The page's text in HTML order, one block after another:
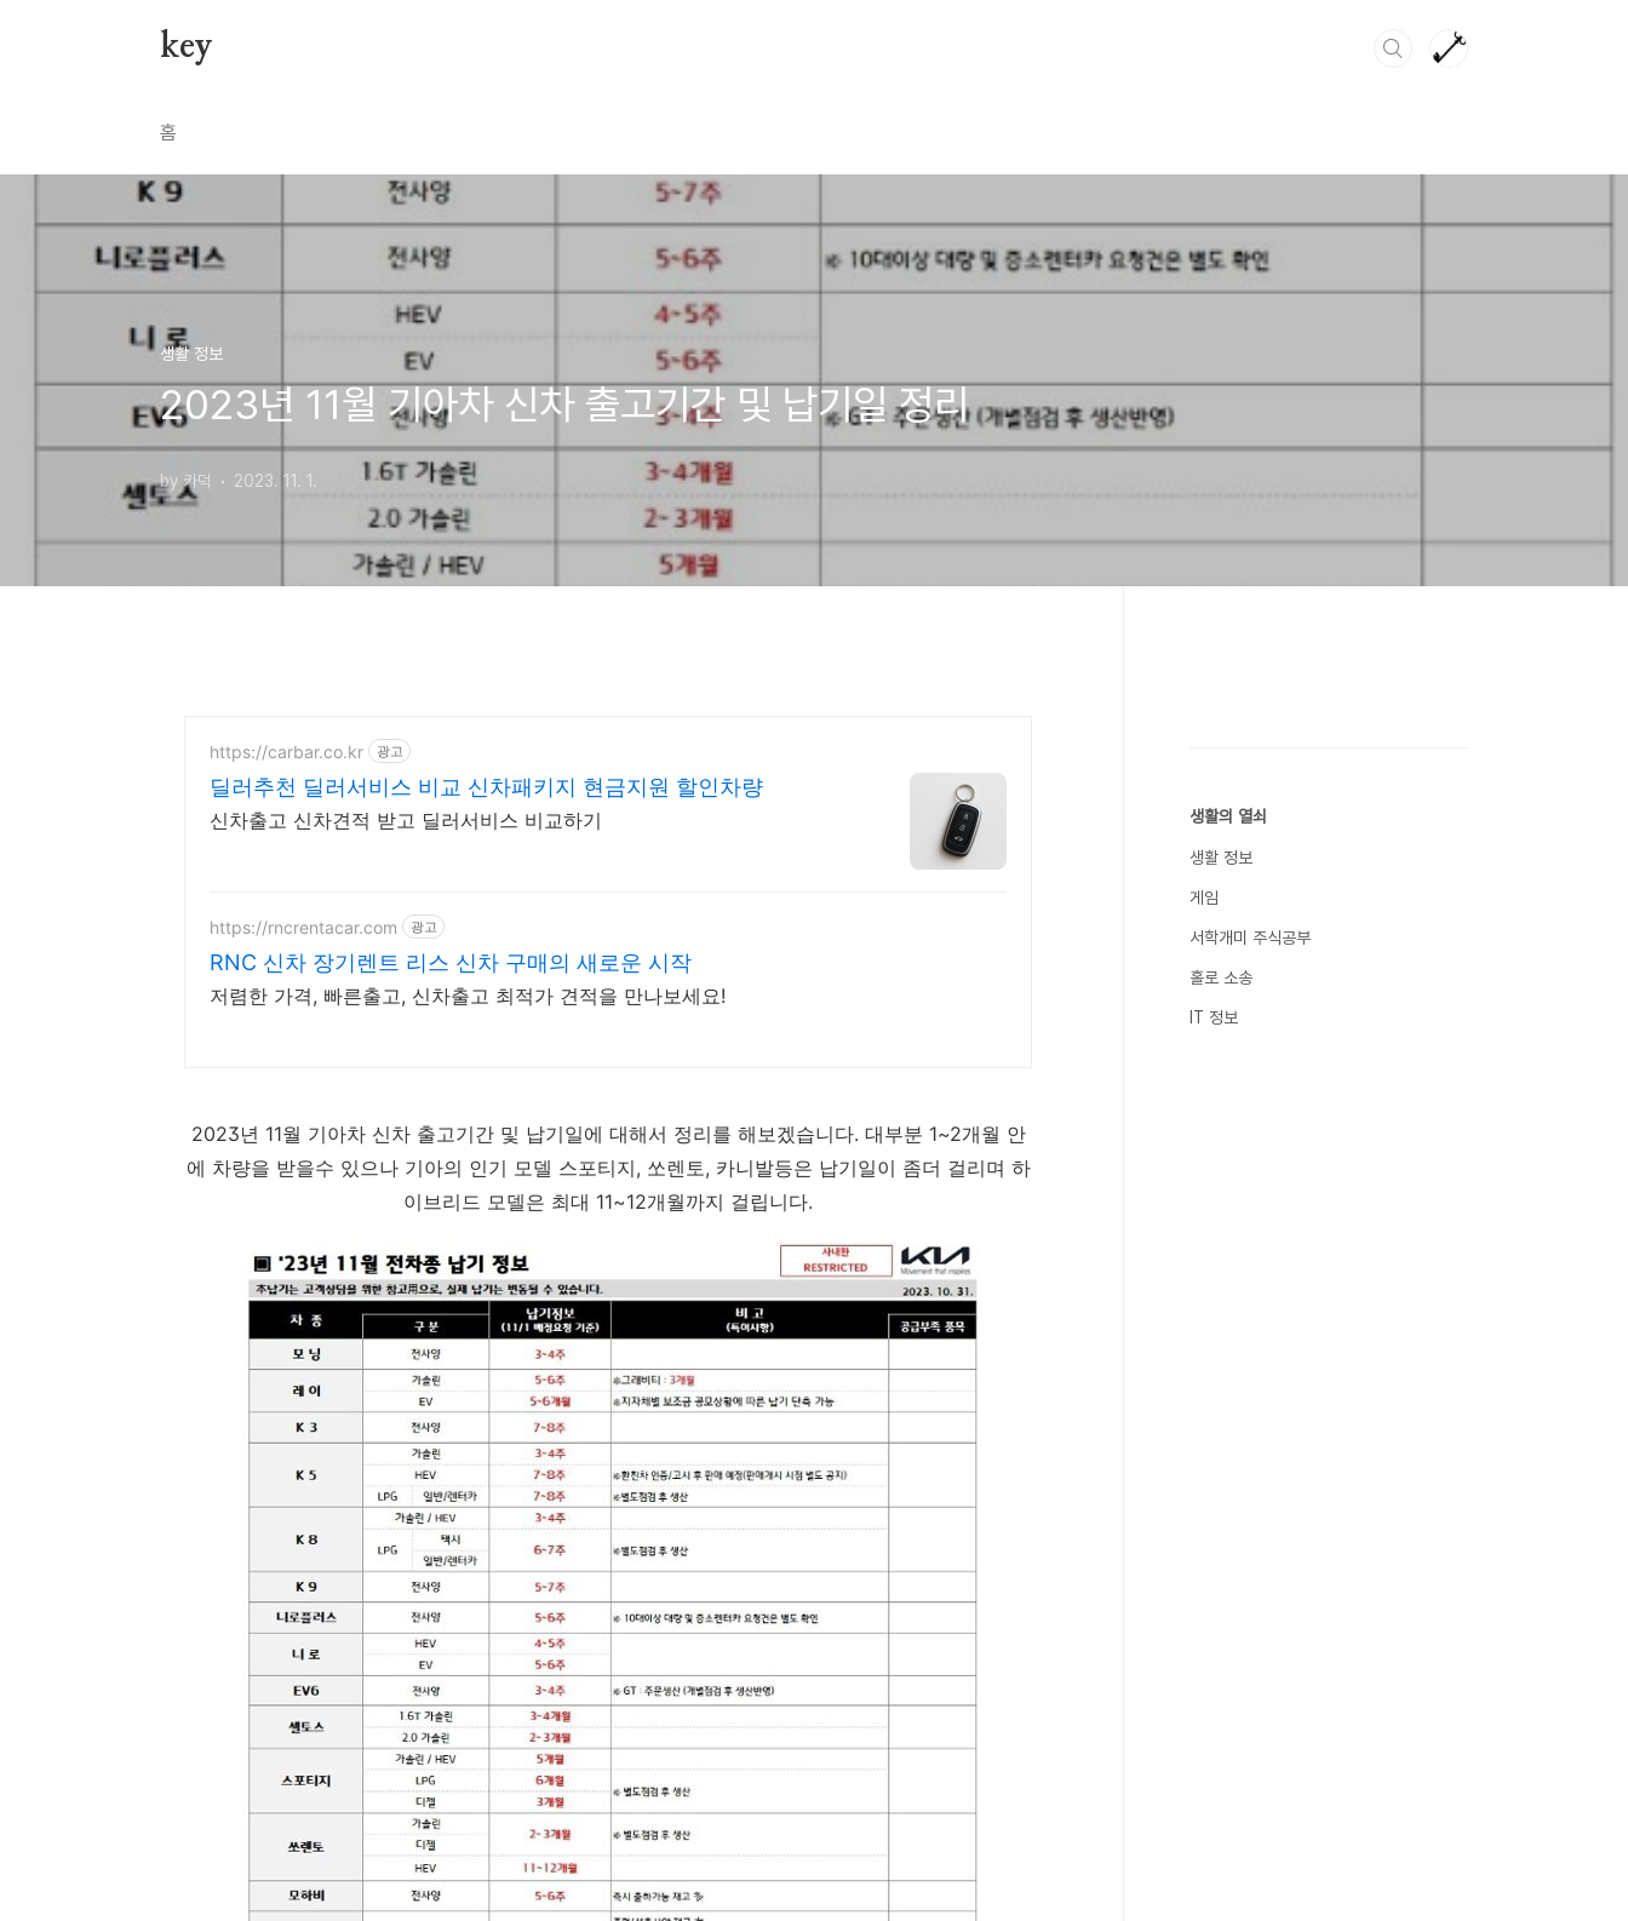
key
홈
생활 정보
2023년 11월 기아차 신차 출고기간 및 납기일 정리
by 카덕 2023. 11. 1.
https://carbar.co.kr 광고
딜러추천 딜러서비스 비교 신차패키지 현금지원 할인차량
신차출고 신차견적 받고 딜러서비스 비교하기
https://rncrentacar.com 광고
RNC 신차 장기렌트 리스 신차 구매의 새로운 시작
저렴한 가격, 빠른출고, 신차출고 최적가 견적을 만나보세요!
2023년 11월 기아차 신차 출고기간 및 납기일에 대해서 정리를 해보겠습니다. 대부분 1~2개월 안
에 차량을 받을수 있으나 기아의 인기 모델 스포티지, 쏘렌토, 카니발등은 납기일이 좀더 걸리며 하
이브리드 모델은 최대 11~12개월까지 걸립니다.
생활의 열쇠
생활 정보
게임
서학개미 주식공부
홀로 소송
IT 정보